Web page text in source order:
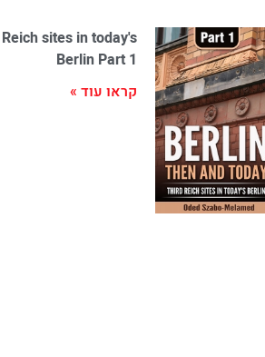
sites in today's
Berlin Part 1
קראו עוד »